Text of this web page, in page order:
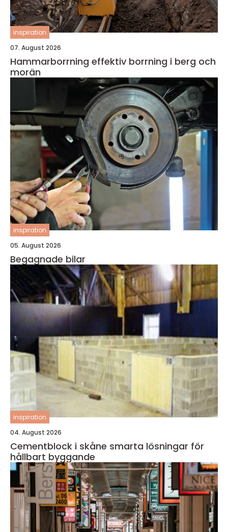
inspiration
07. August 2026
Hammarborrning effektiv borrning i berg och
morän
inspiration
05. August 2026
Begagnade bilar
inspiration
04. August 2026
Cementblock i skåne smarta lösningar för
hållbart byggande